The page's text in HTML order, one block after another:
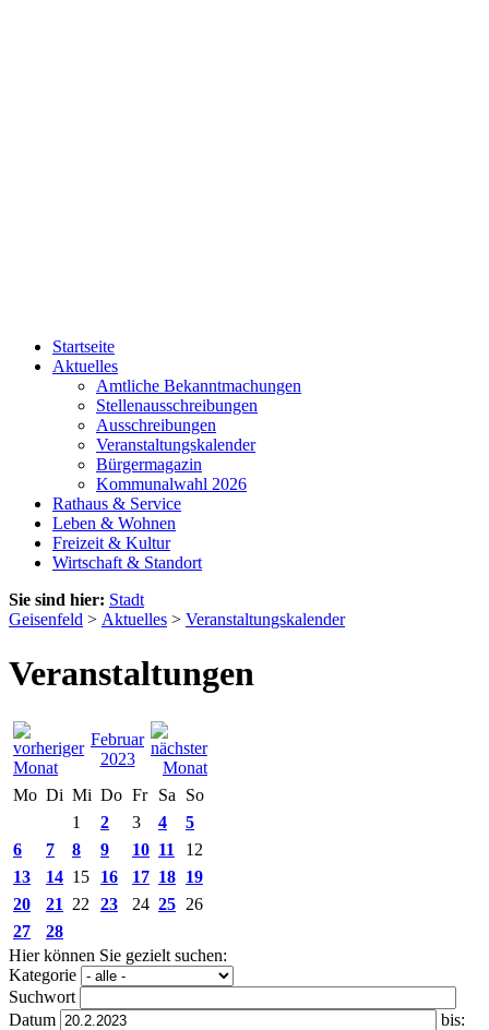
Startseite
Aktuelles
Amtliche Bekanntmachungen
Stellenausschreibungen
Ausschreibungen
Veranstaltungskalender
Bürgermagazin
Kommunalwahl 2026
Rathaus & Service
Leben & Wohnen
Freizeit & Kultur
Wirtschaft & Standort
Sie sind hier: Stadt
Geisenfeld > Aktuelles > Veranstaltungskalender
Veranstaltungen
Februar
2023
Mo Di Mi Do Fr Sa
So
1
2 3 4
5
6
7 8 9 10 11
12
13
14 15 16 17 18 19
20
21 22 23 24 25 26
27
28
Hier können Sie gezielt suchen:
Kategorie
Suchwort
Datum
bis: